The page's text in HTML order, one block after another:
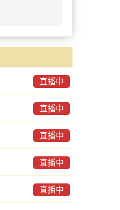
直播中
直播中
直播中
直播中
直播中